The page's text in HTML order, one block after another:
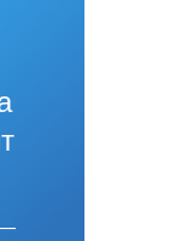
—